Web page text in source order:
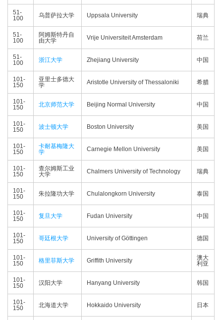
51-
100
乌普萨拉大学 Uppsala University 瑞典
51-
100
阿姆斯特丹自
由大学
Vrije Universiteit Amsterdam 荷兰
51-
100
浙江大学 Zhejiang University 中国
101-
150
亚里士多德大
学
Aristotle University of Thessaloniki 希腊
101-
150
北京师范大学 Beijing Normal University 中国
101-
150
波士顿大学 Boston University 美国
101-
150
卡耐基梅隆大
学
Carnegie Mellon University 美国
101-
150
查尔姆斯工业
大学
Chalmers University of Technology 瑞典
101-
150
朱拉隆功大学 Chulalongkorn University 泰国
101-
150
复旦大学 Fudan University 中国
101-
150
哥廷根大学 University of Göttingen 德国
101-
150
格里菲斯大学 Griffith University
澳大
利亚
101-
150
汉阳大学 Hanyang University 韩国
101-
150
北海道大学 Hokkaido University 日本